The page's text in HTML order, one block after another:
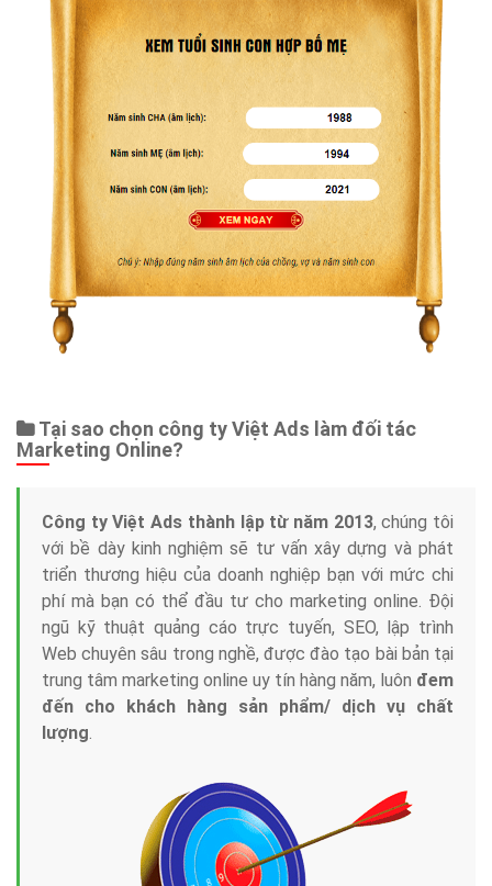
Tại sao chọn công ty Việt Ads làm đối tác
Marketing Online?
Công ty Việt Ads thành lập từ năm 2013, chúng tôi
với bề dày kinh nghiệm sẽ tư vấn xây dựng và phát
triển thương hiệu của doanh nghiệp bạn với mức chi
phí mà bạn có thể đầu tư cho marketing online. Đội
ngũ kỹ thuật quảng cáo trực tuyến, SEO, lập trình
Web chuyên sâu trong nghề, được đào tạo bài bản tại
trung tâm marketing online uy tín hàng năm, luôn đem
đến cho khách hàng sản phẩm/ dịch vụ chất
lượng.